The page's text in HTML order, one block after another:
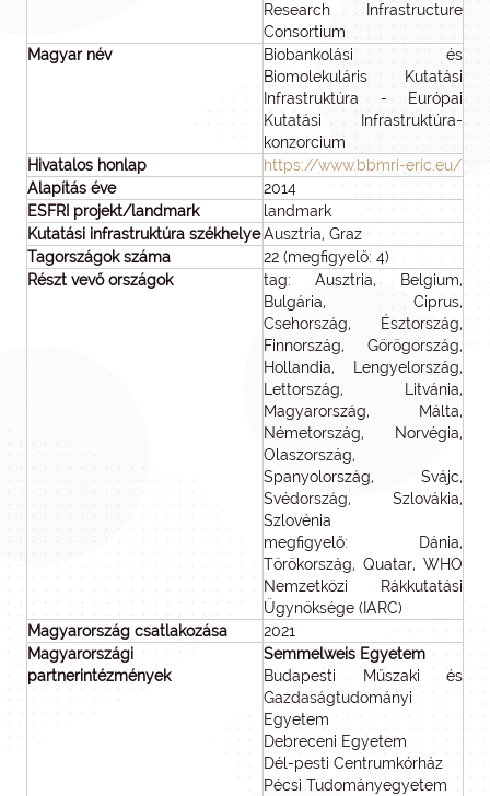
Research Infrastructure
Consortium
Magyar név
Biobankolási és
Biomolekuláris Kutatási
Infrastruktúra - Európai
Kutatási Infrastruktúra-
konzorcium
Hivatalos honlap
https://www.bbmri-eric.eu/
Alapítás éve
2014
ESFRI projekt/landmark
landmark
Kutatási infrastruktúra székhelyeAusztria, Graz
Tagországok száma
22 (megfigyelő: 4)
Részt vevő országok
tag: Ausztria, Belgium,
Bulgária, Ciprus,
Csehország, Észtország,
Finnország, Görögország,
Hollandia, Lengyelország,
Lettország, Litvánia,
Magyarország, Málta,
Németország, Norvégia,
Olaszország,
Spanyolország, Svájc,
Svédország, Szlovákia,
Szlovénia
megfigyelő: Dánia,
Törökország, Quatar, WHO
Nemzetközi Rákkutatási
Ügynöksége (IARC)
Magyarország csatlakozása
2021
Magyarországi
partnerintézmények
Semmelweis Egyetem
Budapesti Műszaki és
Gazdaságtudományi
Egyetem
Debreceni Egyetem
Dél-pesti Centrumkórház
Pécsi Tudományegyetem